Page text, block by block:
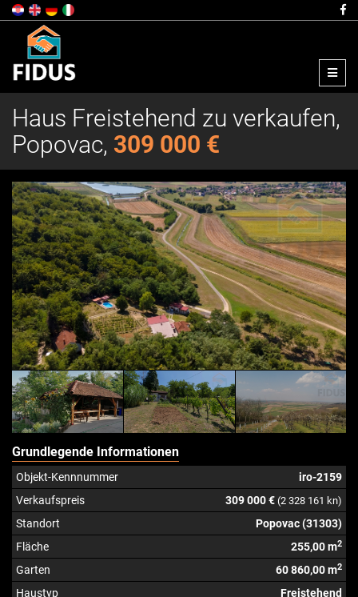
Menu
Haus Freistehend zu verkaufen,
Popovac, 309 000 €
Grundlegende Informationen
Objekt-Kennnummer
iro-2159
Verkaufspreis
309 000 € (2 328 161 kn)
Standort
Popovac (31303)
Fläche
255,00 m2
Garten 60 860,00 m2
Haustyp
Freistehend